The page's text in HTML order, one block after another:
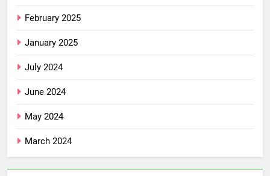
February 2025
January 2025
July 2024
June 2024
May 2024
March 2024